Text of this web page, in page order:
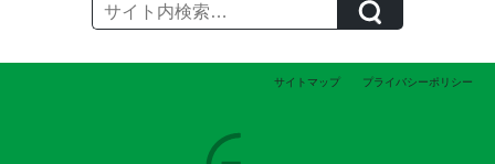
サイトマップ プライバシーポリシー